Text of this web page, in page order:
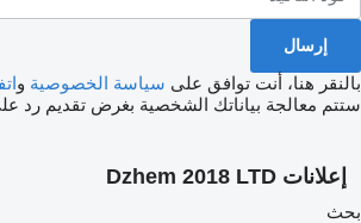
بالنقر هنا، أنت توافق على سياسة الخصوصية و
ستتم معالجة بياناتك الشخصية بغرض تقديم رد
إعلانات Dzhem 2018 LTD
بحث